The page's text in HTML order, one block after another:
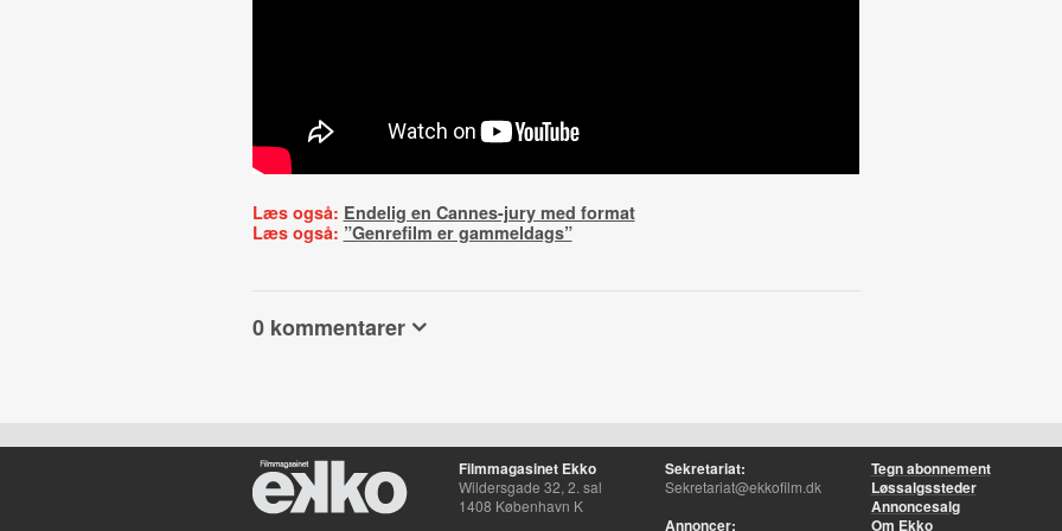
Læs også: Endelig en Cannes-jury med format
Læs også: ”Genrefilm er gammeldags”
0 kommentarer
Filmmagasinet Ekko
Wildersgade 32, 2. sal
1408 København K
Sekretariat:
Sekretariat@ekkofilm.dk
Annoncer:
Tegn abonnement
Løssalgssteder
Annoncesalg
Om Ekko